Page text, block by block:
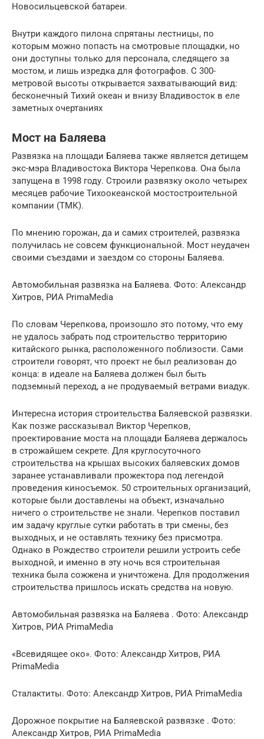
Новосильцевской батареи.
Внутри каждого пилона спрятаны лестницы, по
которым можно попасть на смотровые площадки, но
они доступны только для персонала, следящего за
мостом, и лишь изредка для фотографов. С 300-
метровой высоты открывается захватывающий вид:
бесконечный Тихий океан и внизу Владивосток в еле
заметных очертаниях
Мост на Баляева
Развязка на площади Баляева также является детищем
экс-мэра Владивостока Виктора Черепкова. Она была
запущена в 1998 году. Строили развязку около четырех
месяцев рабочие Тихоокеанской мостостроительной
компании (ТМК).
По мнению горожан, да и самих строителей, развязка
получилась не совсем функциональной. Мост неудачен
своими съездами и заездом со стороны Баляева.
Автомобильная развязка на Баляева. Фото: Александр
Хитров, РИА PrimaMedia
По словам Черепкова, произошло это потому, что ему
не удалось забрать под строительство территорию
китайского рынка, расположенного поблизости. Сами
строители говорят, что проект не был реализован до
конца: в идеале на Баляева должен был быть
подземный переход, а не продуваемый ветрами виадук.
Интересна история строительства Баляевской развязки.
Как позже рассказывал Виктор Черепков,
проектирование моста на площади Баляева держалось
в строжайшем секрете. Для круглосуточного
строительства на крышах высоких баляевских домов
заранее устанавливали прожектора под легендой
проведения киносъемок. 50 строительных организаций,
которые были доставлены на объект, изначально
ничего о строительстве не знали. Черепков поставил
им задачу круглые сутки работать в три смены, без
выходных, и не оставлять технику без присмотра.
Однако в Рождество строители решили устроить себе
выходной, и именно в эту ночь вся строительная
техника была сожжена и уничтожена. Для продолжения
строительства пришлось искать средства на новую.
Автомобильная развязка на Баляева . Фото: Александр
Хитров, РИА PrimaMedia
«Всевидящее око». Фото: Александр Хитров, РИА
PrimaMedia
Сталактиты. Фото: Александр Хитров, РИА PrimaMedia
Дорожное покрытие на Баляевской развязке . Фото:
Александр Хитров, РИА PrimaMedia